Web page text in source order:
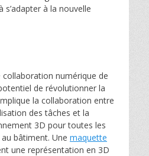
à la nouvelle
numérique de
de révolutionner la
la collaboration entre
des tâches et la
3D pour toutes les
bâtiment. Une maquette
une représentation en 3D